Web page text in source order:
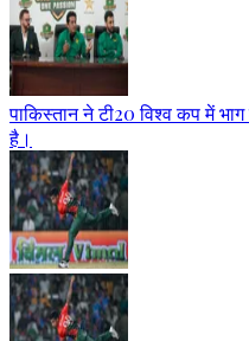
पाकिस्तान ने टी20 विश्व कप में
है।